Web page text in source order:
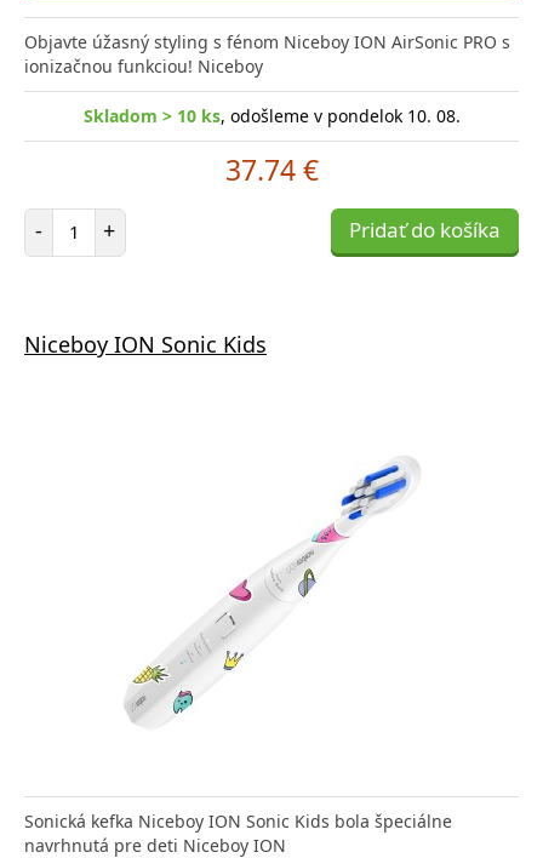
Objavte úžasný styling s fénom Niceboy ION AirSonic PRO s
ionizačnou funkciou! Niceboy
Skladom > 10 ks, odošleme v pondelok 10. 08.
37.74 €
- Počet položiek
+ Pridať do košíka
Niceboy ION Sonic Kids
Sonická kefka Niceboy ION Sonic Kids bola špeciálne
navrhnutá pre deti Niceboy ION